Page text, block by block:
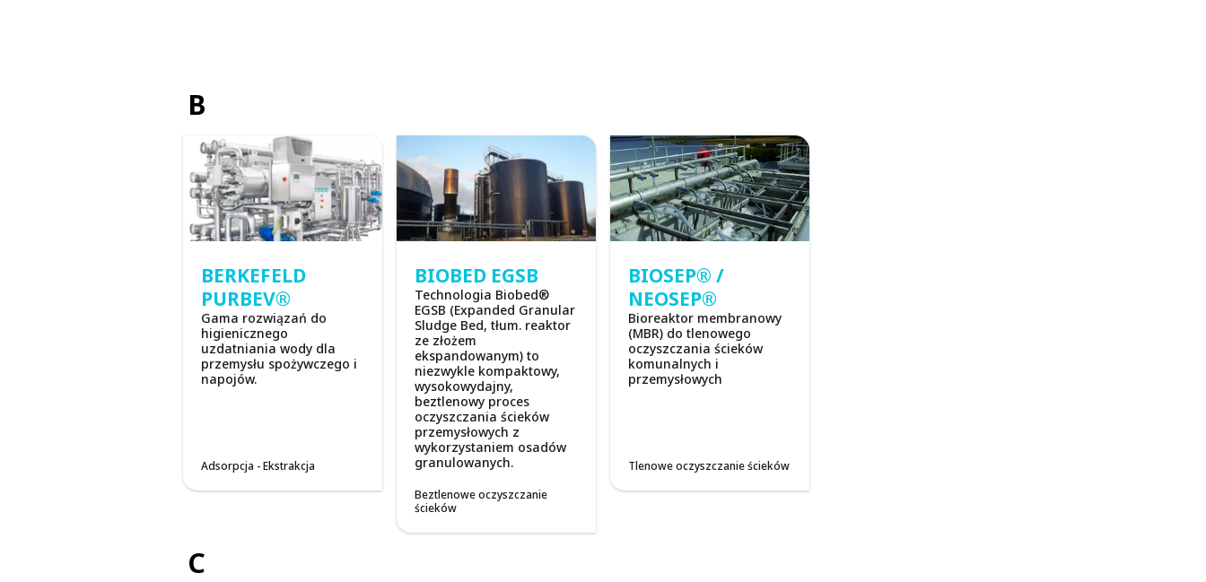
POLSKA
SOUTH EAST ASIA
SVERIGE
B
BERKEFELD
PURBEV®
Gama rozwiązań do
higienicznego
uzdatniania wody dla
przemysłu spożywczego i
napojów.
Adsorpcja - Ekstrakcja
BIOBED EGSB
Technologia Biobed®
EGSB (Expanded Granular
Sludge Bed, tłum. reaktor
ze złożem
ekspandowanym) to
niezwykle kompaktowy,
wysokowydajny,
beztlenowy proces
oczyszczania ścieków
przemysłowych z
wykorzystaniem osadów
granulowanych.
Beztlenowe oczyszczanie
ścieków
BIOSEP® /
NEOSEP®
Bioreaktor membranowy
(MBR) do tlenowego
oczyszczania ścieków
komunalnych i
przemysłowych
Tlenowe oczyszczanie ścieków
C